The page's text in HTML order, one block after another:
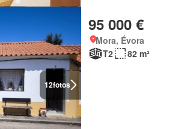
12fotos
95 000 €
Mora, Évora
T2
82 m²